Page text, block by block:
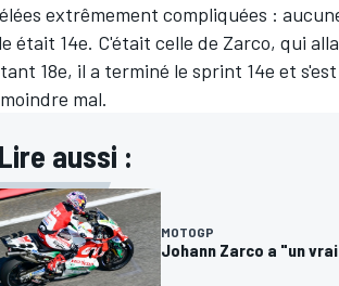
extrêmement compliquées :
était 14e. C'était celle de Zarco, qui
18e, il a terminé le sprint 14e et
mal.
Lire aussi :
MOTOGP
Johann Zarco a "un